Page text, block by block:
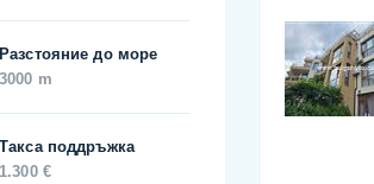
Разстояние до море
3000 m
Такса поддръжка
1.300 €